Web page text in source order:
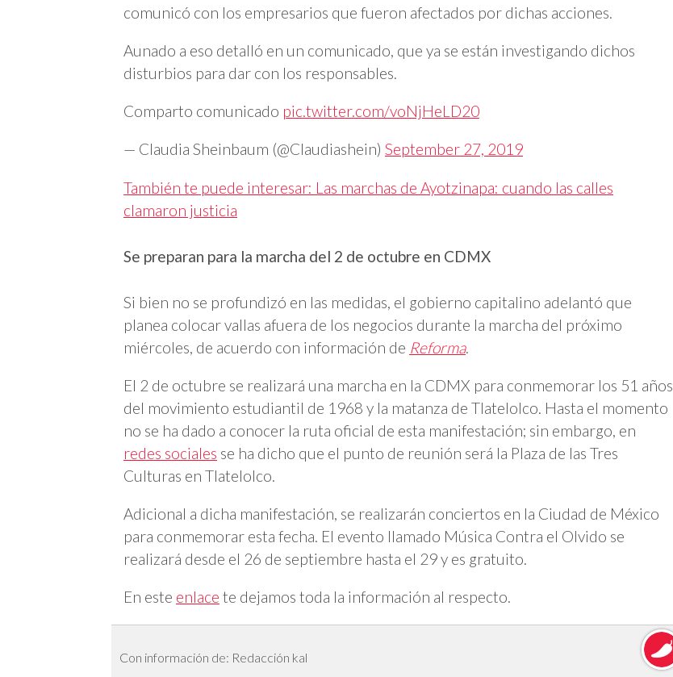
comunicó con los empresarios que fueron afectados por dichas acciones.
Aunado a eso detalló en un comunicado, que ya se están investigando dichos
disturbios para dar con los responsables.
Comparto comunicado pic.twitter.com/voNjHeLD20
— Claudia Sheinbaum (@Claudiashein) September 27, 2019
También te puede interesar: Las marchas de Ayotzinapa: cuando las calles
clamaron justicia
Se preparan para la marcha del 2 de octubre en CDMX
Si bien no se profundizó en las medidas, el gobierno capitalino adelantó que
planea colocar vallas afuera de los negocios durante la marcha del próximo
miércoles, de acuerdo con información de Reforma.
El 2 de octubre se realizará una marcha en la CDMX para conmemorar los 51 años
del movimiento estudiantil de 1968 y la matanza de Tlatelolco. Hasta el momento
no se ha dado a conocer la ruta oficial de esta manifestación; sin embargo, en
redes sociales se ha dicho que el punto de reunión será la Plaza de las Tres
Culturas en Tlatelolco.
Adicional a dicha manifestación, se realizarán conciertos en la Ciudad de México
para conmemorar esta fecha. El evento llamado Música Contra el Olvido se
realizará desde el 26 de septiembre hasta el 29 y es gratuito.
En este enlace te dejamos toda la información al respecto.
Con información de: Redacción kal